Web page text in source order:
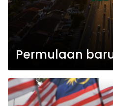
Permulaan